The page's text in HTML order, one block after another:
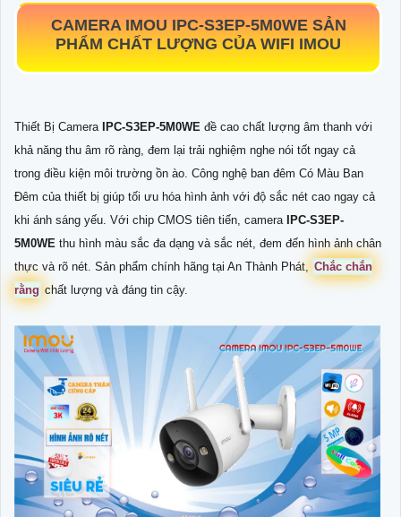
CAMERA IMOU IPC-S3EP-5M0WE SẢN
PHẨM CHẤT LƯỢNG CỦA WIFI IMOU
Thiết Bị Camera IPC-S3EP-5M0WE đề cao chất lượng âm thanh với
khả năng thu âm rõ ràng, đem lại trải nghiệm nghe nói tốt ngay cả
trong điều kiện môi trường ồn ào. Công nghệ ban đêm Có Màu Ban
Đêm của thiết bị giúp tối ưu hóa hình ảnh với độ sắc nét cao ngay cả
khi ánh sáng yếu. Với chip CMOS tiên tiến, camera IPC-S3EP-
5M0WE thu hình màu sắc đa dạng và sắc nét, đem đến hình ảnh chân
thực và rõ nét. Sản phẩm chính hãng tại An Thành Phát,
Chắc chắn
rằng chất lượng và đáng tin cậy.